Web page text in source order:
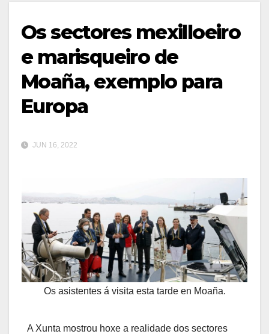
Os sectores mexilloeiro
e marisqueiro de
Moaña, exemplo para
Europa
JUN 16, 2022
Os asistentes á visita esta tarde en Moaña.
A Xunta mostrou hoxe a realidade dos sectores